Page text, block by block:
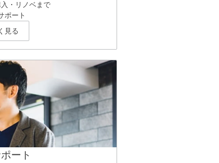
・リノベまで
ポート
見る
ート